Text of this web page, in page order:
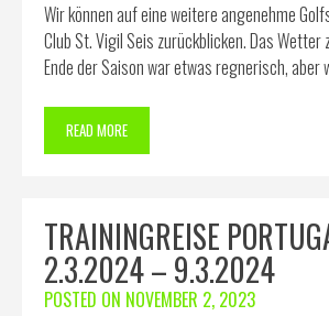
Wir können auf eine weitere angenehme
Club St. Vigil Seis zurückblicken. Das Wetter
Ende der Saison war etwas regnerisch,
READ MORE
TRAININGREISE
2.3.2024 – 9.3.2024
POSTED ON NOVEMBER 2, 2023